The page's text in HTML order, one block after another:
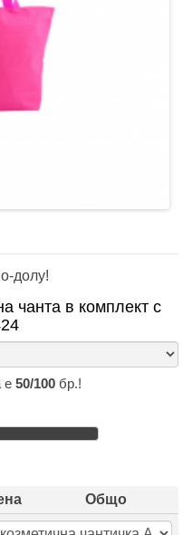
долу!
чантa в комплект с
е 50/100 бр.!
Общо